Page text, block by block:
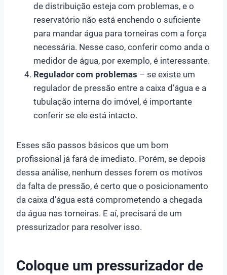
de distribuição esteja com problemas, e o
reservatório não está enchendo o suficiente
para mandar água para torneiras com a força
necessária. Nesse caso, conferir como anda o
medidor de água, por exemplo, é interessante.
Regulador com problemas – se existe um
regulador de pressão entre a caixa d’água e a
tubulação interna do imóvel, é importante
conferir se ele está intacto.
Esses são passos básicos que um bom
profissional já fará de imediato. Porém, se depois
dessa análise, nenhum desses forem os motivos
da falta de pressão, é certo que o posicionamento
da caixa d’água está comprometendo a chegada
da água nas torneiras. E aí, precisará de um
pressurizador para resolver isso.
Coloque um pressurizador de